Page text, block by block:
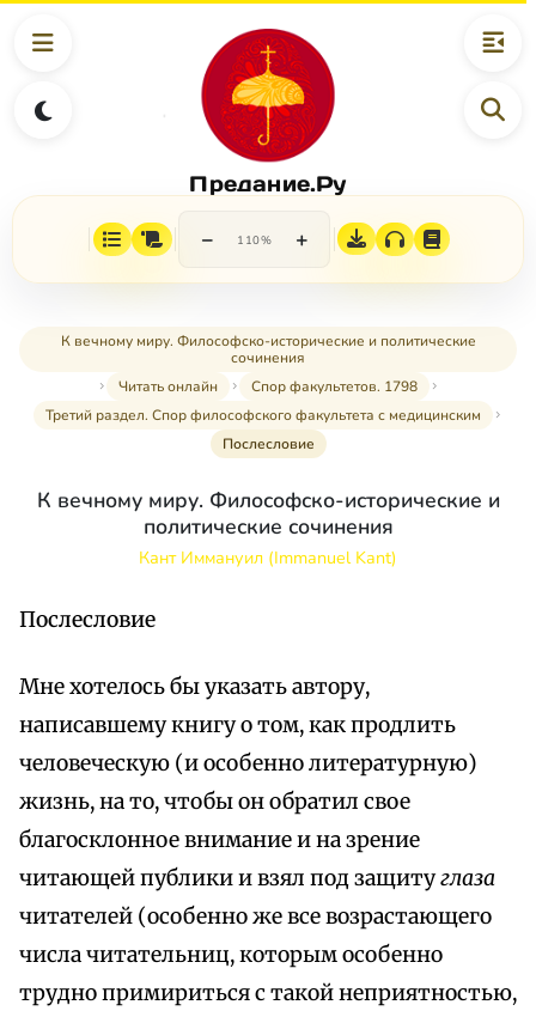
Предание.Ру
− 110% +
К вечному миру. Философско-исторические и политические
сочинения
Читать онлайн
Спор факультетов. 1798
Третий раздел. Спор философского факультета с медицинским
Послесловие
К вечному миру. Философско-исторические и
политические сочинения
Кант Иммануил (Immanuel Kant)
Послесловие
Мне хотелось бы указать автору,
написавшему книгу о том, как продлить
человеческую (и особенно литературную)
жизнь, на то, чтобы он обратил свое
благосклонное внимание и на зрение
читающей публики и взял под защитуглаза
читателей (особенно же все возрастающего
числа читательниц, которым особенно
трудно примириться с такой неприятностью,